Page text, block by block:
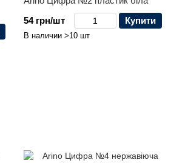
54 грн/шт
Купити
В наличии >10 шт